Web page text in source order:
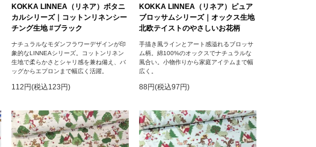
KOKKA LINNEA（リネア）ボタニ
カルシリーズ｜コットンリネンシー
チング生地 #ブラック
ナチュラルなモダンフラワーデザインが印
象的なLINNEAシリーズ。コットンリネン
生地で柔らかさとシャリ感を兼ね備え、バ
ッグからエプロンまで幅広く活躍。
112円(税込123円)
KOKKA LINNEA（リネア）ピュア
ブロッサムシリーズ｜オックス生地
北欧テイストのやさしいお花柄
手描き風ラインとアート感溢れるブロッサ
ム柄。綿100%のオックスでナチュラルな
風合い。小物作りから家庭アイテムまで幅
広く。
88円(税込97円)